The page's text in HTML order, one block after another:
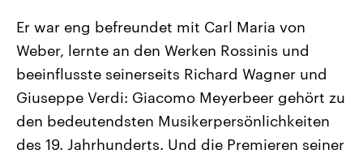
Landtagswahl Sachsen-Anhalt
2026
Alle Informationen
Sachsen-Anhalt wählt am 6.
September 2026 einen neuen
Aktuelle Beiträge,
Hintergründe
Wirtschaftlich und
gehören die Vereinigten
Er war eng befreundet mit Carl Maria von
Weber, lernte an den Werken Rossinis und
beeinflusste seinerseits Richard Wagner und
Giuseppe Verdi: Giacomo Meyerbeer gehört zu
den bedeutendsten Musikerpersönlichkeiten
des 19. Jahrhunderts. Und die Premieren seiner